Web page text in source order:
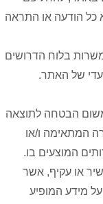
כל הודעה או התראה
בלוח הדרושים
של האתר.
הבטחה לתוצאה
המתאימה ו/או
המוצעים בו.
או עקיף, אשר
מידע המופיע